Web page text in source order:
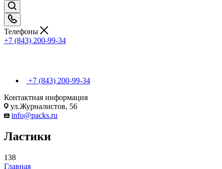
Телефоны
+7 (843) 200-99-34
+7 (843) 200-99-34
Контактная информация
ул.Журналистов, 56
info@packs.ru
Ластики
138
Главная